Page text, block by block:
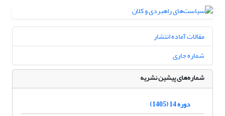
مقالات آماده انتشار
شماره جاری
شماره‌های پیشین نشریه
دوره 14 (1405)